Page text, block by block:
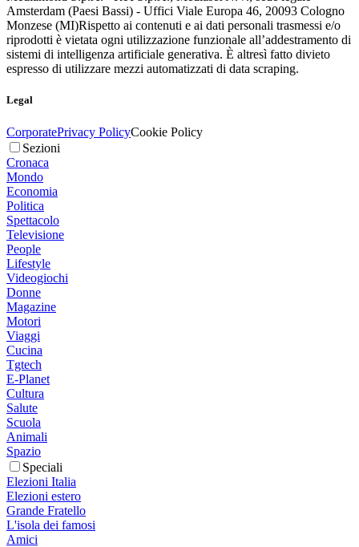
Amsterdam (Paesi Bassi) - Uffici Viale Europa 46, 20093 Cologno
Monzese (MI)Rispetto ai contenuti e ai dati personali trasmessi e/o
riprodotti è vietata ogni utilizzazione funzionale all’addestramento di
sistemi di intelligenza artificiale generativa. È altresì fatto divieto
espresso di utilizzare mezzi automatizzati di data scraping.
Legal
CorporatePrivacy PolicyCookie Policy
Sezioni
Cronaca
Mondo
Economia
Politica
Spettacolo
Televisione
People
Lifestyle
Videogiochi
Donne
Magazine
Motori
Viaggi
Cucina
Tgtech
E-Planet
Cultura
Salute
Scuola
Animali
Spazio
Speciali
Elezioni Italia
Elezioni estero
Grande Fratello
L'isola dei famosi
Amici